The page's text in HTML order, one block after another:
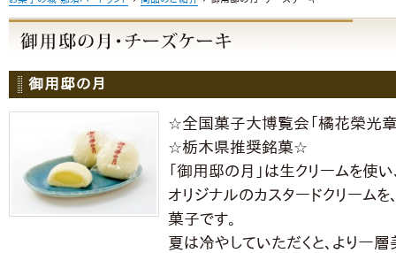
御用邸の月
☆全国菓子大博覧会「橘花榮光
☆栃木県推奨銘菓☆
「御用邸の月」は生クリームを使
オリジナルのカスタードクリーム
菓子です。
夏は冷やしていただくと、より一